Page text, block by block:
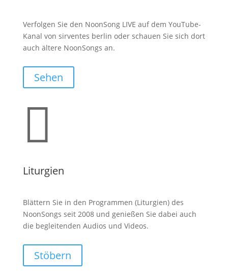
Verfolgen Sie den NoonSong LIVE auf dem YouTube-
Kanal von sirventes berlin oder schauen Sie sich dort
auch ältere NoonSongs an.
Sehen

Liturgien
Blättern Sie in den Programmen (Liturgien) des
NoonSongs seit 2008 und genießen Sie dabei auch
die begleitenden Audios und Videos.
Stöbern